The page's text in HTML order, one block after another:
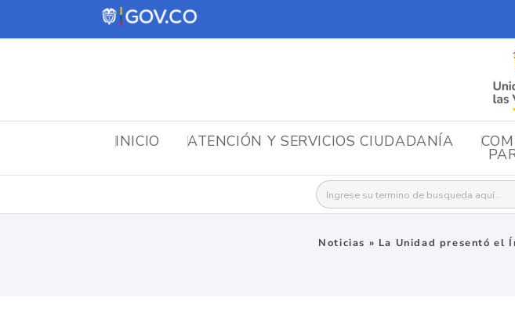
INICIO ATENCIÓN Y SERVICIOS CIUDADANÍA
Buscar:
Noticias » La Unidad presentó el